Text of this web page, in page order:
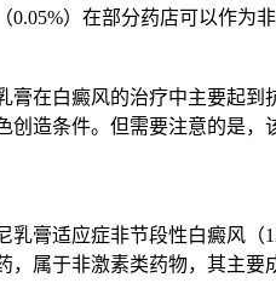
）在部分药店可以作为
膏在白癜风的治疗中主要起
造条件。但需要注意的是
膏适应症非节段性白癜风
属于非激素类药物，其主